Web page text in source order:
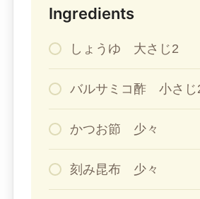
Ingredients
しょうゆ 大さじ2
バルサミコ酢 小さじ
かつお節 少々
刻み昆布 少々